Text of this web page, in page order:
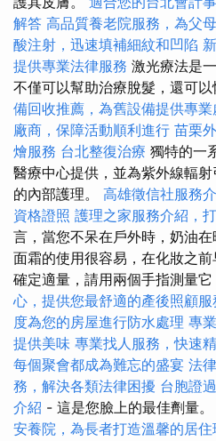
解答 高品質養老院服務，為父
酸注射，迅速填補細紋和凹陷
提供專業法律服務 激光療法是
不僅可以幫助治療脫髮，還可以
備回收推薦，為舊設備提供專業
廠商，保障活動順利進行 苗栗
燴服務 台北整復治療 獨特的一
醫療中心提供，並為紫外線輻
的內部護理。 高雄徵信社服務
資格證照 護理之家服務介紹，
言，當您不呆在戶外時，奶油
面霜的使用很容易，在化妝之
確定適量，請用兩個手指測量
心，提供您最舒適的產後照顧服
度為您的房屋進行防水處理 專
提供美味 專業找人服務，快速
每個聚會都成為難忘的盛宴 法
務，解決各類法律困擾 台胞證
介紹 - 這是您臉上的最佳劑量。
安養院，為長者打造溫馨的居住